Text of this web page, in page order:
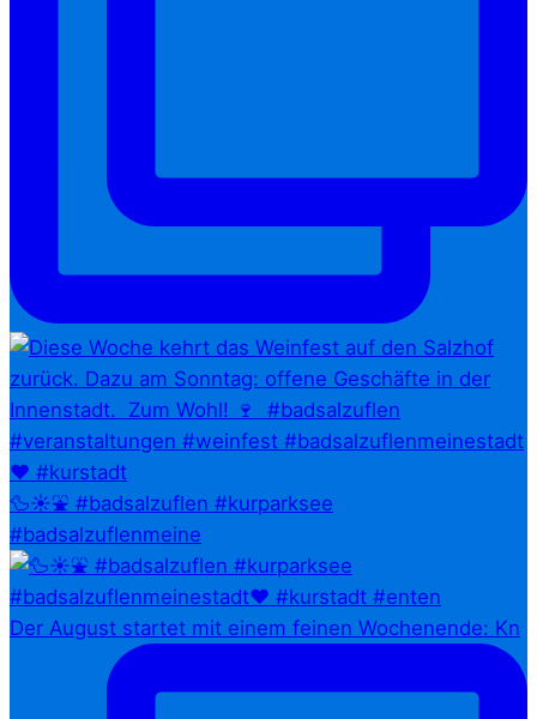
🦆☀️⛲ #badsalzuflen #kurparksee
#badsalzuflenmeine
Der August startet mit einem feinen Wochenende: Kn